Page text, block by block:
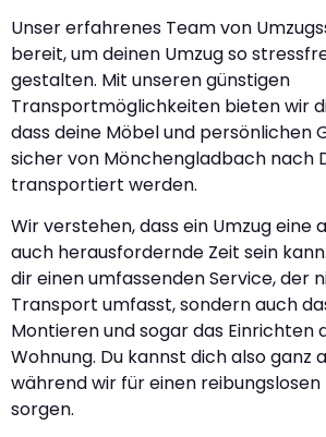
Unser erfahrenes Team von
bereit, um deinen Umzug so
gestalten. Mit unseren günstigen
Transportmöglichkeiten bieten wir
dass deine Möbel und persönlichen
sicher von Mönchengladbach nach
transportiert werden.
Wir verstehen, dass ein Umzug eine
auch herausfordernde Zeit sein
dir einen umfassenden Service, der
Transport umfasst, sondern auch
Montieren und sogar das Einrichten
Wohnung. Du kannst dich also ganz
während wir für einen
sorgen.